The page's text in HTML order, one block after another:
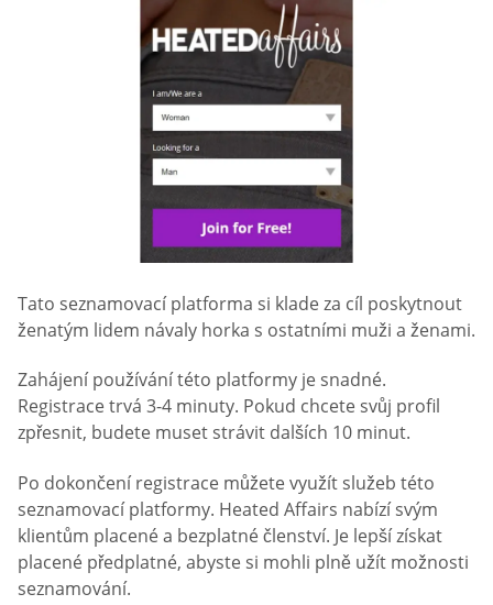
Tato seznamovací platforma si klade za cíl poskytnout
ženatým lidem návaly horka s ostatními muži a ženami.
Zahájení používání této platformy je snadné.
Registrace trvá 3-4 minuty. Pokud chcete svůj profil
zpřesnit, budete muset strávit dalších 10 minut.
Po dokončení registrace můžete využít služeb této
seznamovací platformy. Heated Affairs nabízí svým
klientům placené a bezplatné členství. Je lepší získat
placené předplatné, abyste si mohli plně užít možnosti
seznamování.